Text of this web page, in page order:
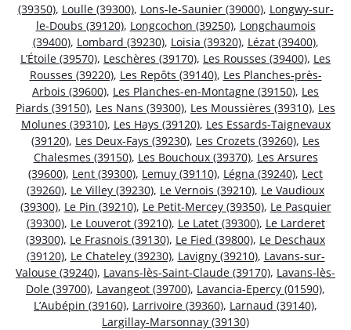
(39350), Loulle (39300), Lons-le-Saunier (39000), Longwy-sur-
le-Doubs (39120), Longcochon (39250), Longchaumois
(39400), Lombard (39230), Loisia (39320), Lézat (39400),
L’Étoile (39570), Leschères (39170), Les Rousses (39400), Les
Rousses (39220), Les Repôts (39140), Les Planches-près-
Arbois (39600), Les Planches-en-Montagne (39150), Les
Piards (39150), Les Nans (39300), Les Moussières (39310), Les
Molunes (39310), Les Hays (39120), Les Essards-Taignevaux
(39120), Les Deux-Fays (39230), Les Crozets (39260), Les
Chalesmes (39150), Les Bouchoux (39370), Les Arsures
(39600), Lent (39300), Lemuy (39110), Légna (39240), Lect
(39260), Le Villey (39230), Le Vernois (39210), Le Vaudioux
(39300), Le Pin (39210), Le Petit-Mercey (39350), Le Pasquier
(39300), Le Louverot (39210), Le Latet (39300), Le Larderet
(39300), Le Frasnois (39130), Le Fied (39800), Le Deschaux
(39120), Le Chateley (39230), Lavigny (39210), Lavans-sur-
Valouse (39240), Lavans-lès-Saint-Claude (39170), Lavans-lès-
Dole (39700), Lavangeot (39700), Lavancia-Epercy (01590),
L’Aubépin (39160), Larrivoire (39360), Larnaud (39140),
Largillay-Marsonnay (39130)